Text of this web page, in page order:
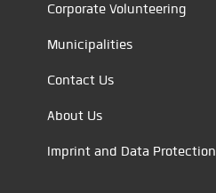
Corporate Volunteering
Municipalities
Contact Us
About Us
Imprint and Data Protection